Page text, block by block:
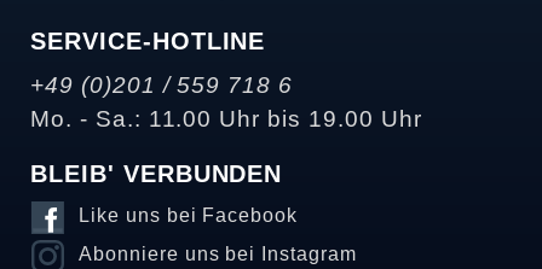
SERVICE-HOTLINE
+49 (0)201 / 559 718 6
Mo. - Sa.: 11.00 Uhr bis 19.00 Uhr
BLEIB' VERBUNDEN
Like uns bei Facebook
Abonniere uns bei Instagram